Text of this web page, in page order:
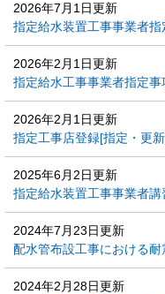
2026年7月1日更新
指定給水装置工事事業者指
2026年2月1日更新
指定給水工事事業者指定
2026年2月1日更新
指定工事店登録[指定・更
2025年6月2日更新
指定給水装置工事事業者
2024年7月23日更新
配水管布設工事における
2024年2月28日更新